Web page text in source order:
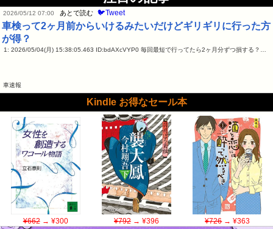
2026/05/12 07:00 あとで読む 🐦Tweet
車検って2ヶ月前からいけるみたいだけどギリギリに行った方
が得？
1: 2026/05/04(月) 15:38:05.463 ID:bdAXcVYP0 毎回最短で行ってたら2ヶ月分ずつ損する？…
車速報
Kindle お得なセール本
¥662→ ¥300 ¥792→ ¥396 ¥726→ ¥363